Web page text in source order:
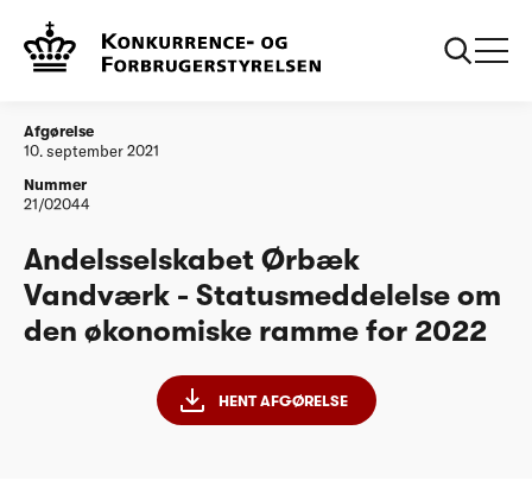
Vandtilsyn
Statusmeddelelse om den økonomiske ramme
for 2022
Afgørelse
10. september 2021
Nummer
21/02044
Andelsselskabet Ørbæk
Vandværk - Statusmeddelelse om
den økonomiske ramme for 2022
HENT AFGØRELSE